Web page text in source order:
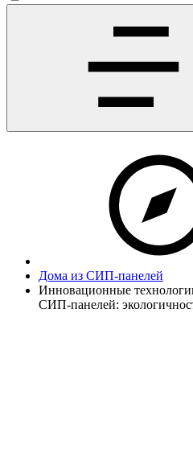
Дома из СИП-панелей
Инновационные
СИП-панелей: